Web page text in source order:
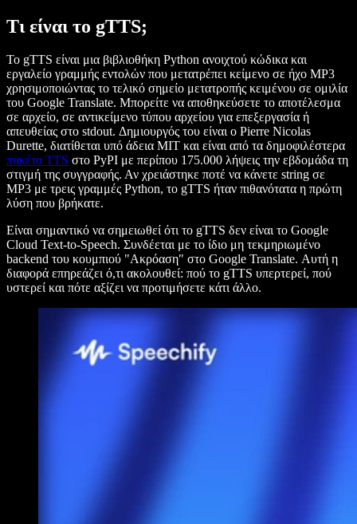
Τι είναι το gTTS;
Το gTTS είναι μια βιβλιοθήκη Python ανοιχτού κώδικα και
εργαλείο γραμμής εντολών που μετατρέπει κείμενο σε ήχο MP3
χρησιμοποιώντας το τελικό σημείο μετατροπής κειμένου σε ομιλία
του Google Translate. Μπορείτε να αποθηκεύσετε το αποτέλεσμα
σε αρχείο, σε αντικείμενο τύπου αρχείου για επεξεργασία ή
απευθείας στο stdout. Δημιουργός του είναι ο Pierre Nicolas
Durette, διατίθεται υπό άδεια MIT και είναι από τα δημοφιλέστερα
πακέτα TTS στο PyPI με περίπου 175.000 λήψεις την εβδομάδα τη
στιγμή της συγγραφής. Αν χρειάστηκε ποτέ να κάνετε string σε
MP3 με τρεις γραμμές Python, το gTTS ήταν πιθανότατα η πρώτη
λύση που βρήκατε.
Είναι σημαντικό να σημειωθεί ότι το gTTS δεν είναι το Google
Cloud Text-to-Speech. Συνδέεται με το ίδιο μη τεκμηριωμένο
backend του κουμπιού "Ακρόαση" στο Google Translate. Αυτή η
διαφορά επηρεάζει ό,τι ακολουθεί: πού το gTTS υπερτερεί, πού
υστερεί και πότε αξίζει να προτιμήσετε κάτι άλλο.